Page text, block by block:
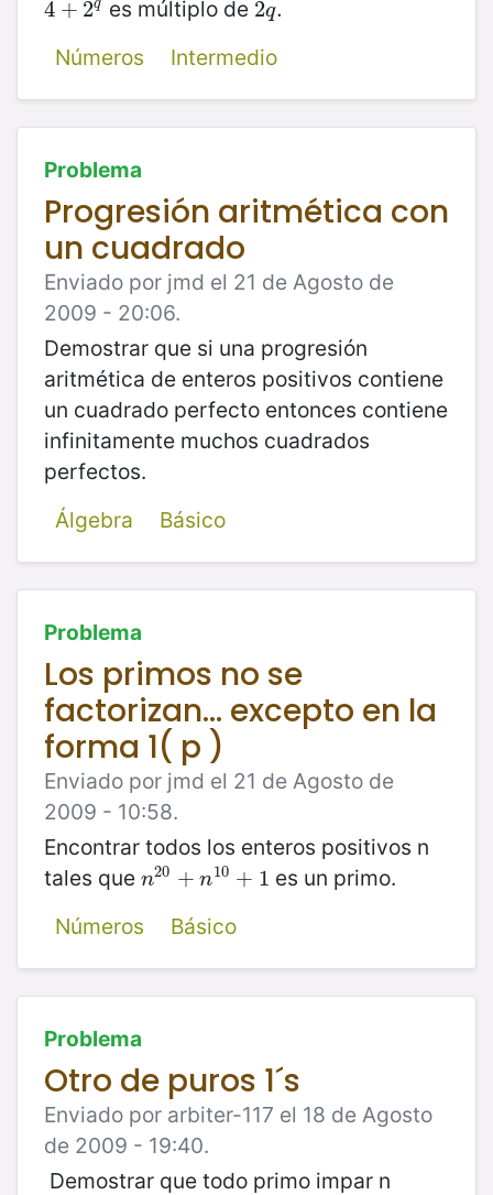
4 + 2q
4 +2 q es múltiplo de 2q.
2q
Números
Intermedio
Problema
Progresión aritmética con
un cuadrado
Enviado por jmd el 21 de Agosto de
2009 - 20:06.
Demostrar que si una progresión
aritmética de enteros positivos contiene
un cuadrado perfecto entonces contiene
infinitamente muchos cuadrados
perfectos.
Álgebra
Básico
Problema
Los primos no se
factorizan... excepto en la
forma 1( p )
Enviado por jmd el 21 de Agosto de
2009 - 10:58.
Encontrar todos los enteros positivos n
tales que n20 + n10 + 1
n20+ n10+1
es un primo.
Números
Básico
Problema
Otro de puros 1´s
Enviado por arbiter-117 el 18 de Agosto
de 2009 - 19:40.
Demostrar que todo primo impar n